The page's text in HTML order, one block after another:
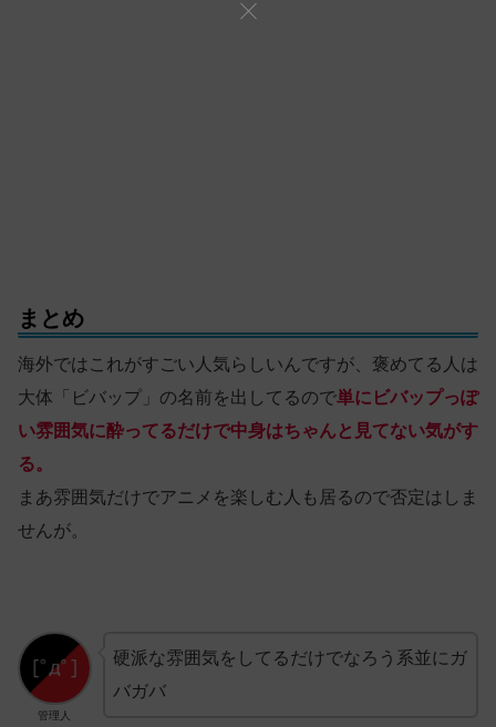
まとめ
海外ではこれがすごい人気らしいんですが、褒めてる人は
大体「ビバップ」の名前を出してるので単にビバップっぽ
い雰囲気に酔ってるだけで中身はちゃんと見てない気がす
る。
まあ雰囲気だけでアニメを楽しむ人も居るので否定はしま
せんが。
管理人
硬派な雰囲気をしてるだけでなろう系並にガ
バガバ